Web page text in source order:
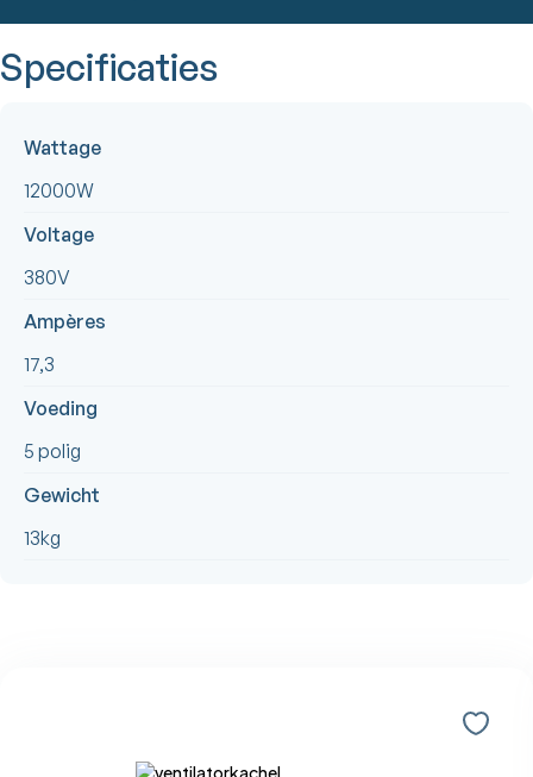
Specificaties
Wattage
12000W
Voltage
380V
Ampères
17,3
Voeding
5 polig
Gewicht
13kg